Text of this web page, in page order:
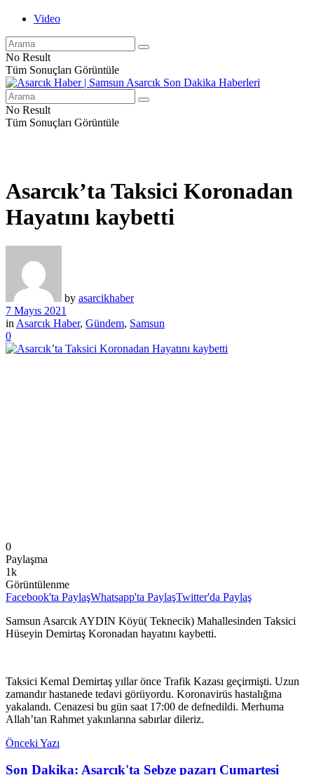
Video
No Result
Tüm Sonuçları Görüntüle
No Result
Tüm Sonuçları Görüntüle
Asarcık’ta Taksici Koronadan
Hayatını kaybetti
by asarcikhaber
7 Mayıs 2021
in Asarcık Haber, Gündem, Samsun
0
0
Paylaşma
1k
Görüntülenme
Facebook'ta PaylaşWhatsapp'ta PaylaşTwitter'da Paylaş
Samsun Asarcık AYDIN Köyü( Teknecik) Mahallesinden Taksici
Hüseyin Demirtaş Koronadan hayatını kaybetti.
Taksici Kemal Demirtaş yıllar önce Trafik Kazası geçirmişti. Uzun
zamandır hastanede tedavi görüyordu. Koronavirüs hastalığına
yakalandı. Cenazesi bu gün saat 17:00 de defnedildi. Merhuma
Allah’tan Rahmet yakınlarına sabırlar dileriz.
Önceki Yazı
Son Dakika: Asarcık'ta Sebze pazarı Cumartesi